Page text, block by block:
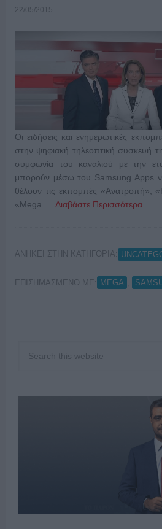
22/05/2015
Οι ειδήσεις και ενημερωτικές
στην ψηφιακή τηλεοπτική συσκευή
συμφωνία του καναλιού με την
μπορούν μέσω του Samsung Apps
θέλουν τις εκπομπές «Ανατροπή»,
«Mega … Διαβάστε Περισσότερα...
ΑΝΗΚΕΙ ΣΤΗΝ ΚΑΤΗΓΟΡΙΑ:
ΕΠΙΣΗΜΑΣΜΕΝΟ ΜΕ: MEGA